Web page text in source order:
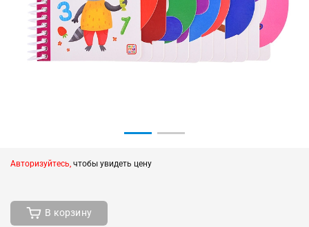
Авторизуйтесь, чтобы увидеть цену
В корзину